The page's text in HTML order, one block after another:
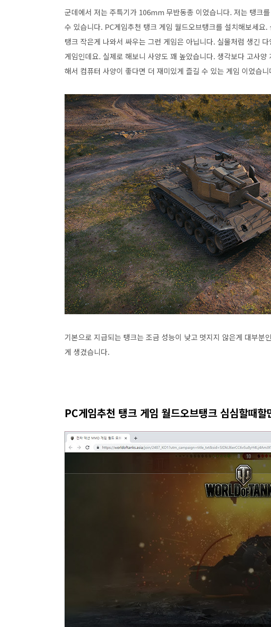
군데에서 저는 주특기가 106mm 무반동총 이었습니다. 저는 탱크
수 있습니다. PC게임추천 탱크 게임 월드오브탱크를 설치해보세요
탱크 작은게 나와서 싸우는 그런 게임은 아닙니다. 실물처럼 생긴
게임인데요. 실제로 해보니 사양도 꽤 높았습니다. 생각보다 고사
해서 컴퓨터 사양이 좋다면 더 재미있게 즐길 수 있는 게임 이었습니
기본으로 지급되는 탱크는 조금 성능이 낮고 멋지지 않은게 대부분
게 생겼습니다.
PC게임추천 탱크 게임 월드오브탱크 심심할때할